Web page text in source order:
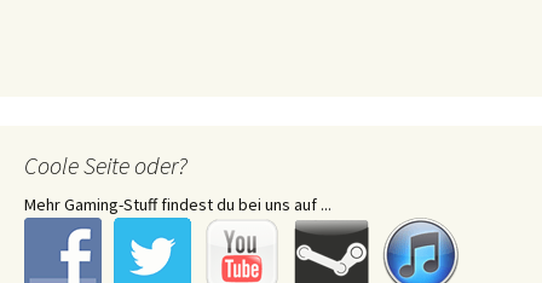
Coole Seite oder?
Mehr Gaming-Stuff findest du bei uns auf ...